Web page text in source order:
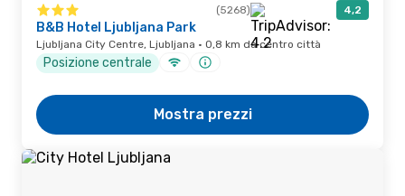
(5268) 4,2
B&B Hotel Ljubljana Park
Ljubljana City Centre, Ljubljana · 0,8 km da centro città
Posizione centrale
Mostra prezzi